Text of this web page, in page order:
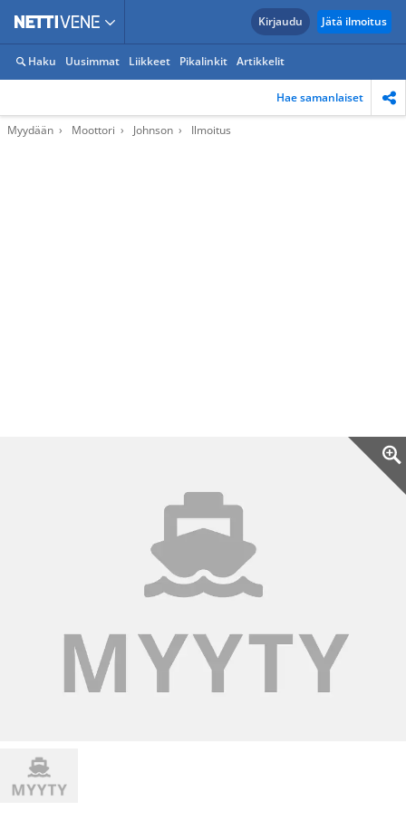
Kirjaudu Jätä ilmoitus
Haku Uusimmat Liikkeet Pikalinkit Artikkelit
Hae samanlaiset
Myydään Moottori Johnson Ilmoitus